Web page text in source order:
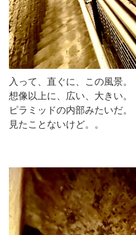
入って、直ぐに、この風景。
想像以上に、広い、大きい。
ピラミッドの内部みたいだ。
見たことないけど。。